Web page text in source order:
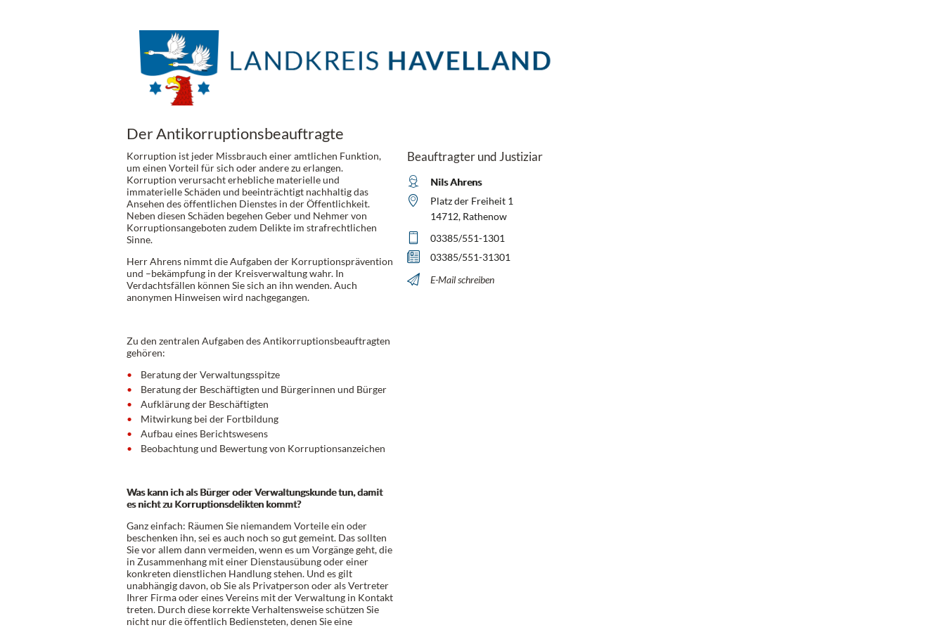
Der Antikorruptionsbeauftragte
Korruption ist jeder Missbrauch einer amtlichen Funktion,
um einen Vorteil für sich oder andere zu erlangen.
Korruption verursacht erhebliche materielle und
immaterielle Schäden und beeinträchtigt nachhaltig das
Ansehen des öffentlichen Dienstes in der Öffentlichkeit.
Neben diesen Schäden begehen Geber und Nehmer von
Korruptionsangeboten zudem Delikte im strafrechtlichen
Sinne.
Herr Ahrens nimmt die Aufgaben der Korruptionsprävention
und –bekämpfung in der Kreisverwaltung wahr. In
Verdachtsfällen können Sie sich an ihn wenden. Auch
anonymen Hinweisen wird nachgegangen.
Zu den zentralen Aufgaben des Antikorruptionsbeauftragten
gehören:
Beratung der Verwaltungsspitze
Beratung der Beschäftigten und Bürgerinnen und Bürger
Aufklärung der Beschäftigten
Mitwirkung bei der Fortbildung
Aufbau eines Berichtswesens
Beobachtung und Bewertung von Korruptionsanzeichen
Was kann ich als Bürger oder Verwaltungskunde tun, damit
es nicht zu Korruptionsdelikten kommt?
Ganz einfach: Räumen Sie niemandem Vorteile ein oder
beschenken ihn, sei es auch noch so gut gemeint. Das sollten
Sie vor allem dann vermeiden, wenn es um Vorgänge geht, die
in Zusammenhang mit einer Dienstausübung oder einer
konkreten dienstlichen Handlung stehen. Und es gilt
unabhängig davon, ob Sie als Privatperson oder als Vertreter
Ihrer Firma oder eines Vereins mit der Verwaltung in Kontakt
treten. Durch diese korrekte Verhaltensweise schützen Sie
nicht nur die öffentlich Bediensteten, denen Sie eine
Beauftragter und Justiziar
Nils Ahrens
Platz der Freiheit 1
14712, Rathenow
03385/551-1301
03385/551-31301
E-Mail schreiben